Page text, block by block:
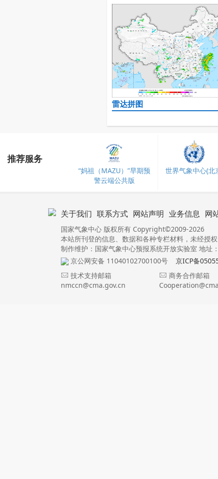
雷达拼图
推荐服务
“妈祖（MAZU）”早期预
警云端公共版
世界气象中心(北
关于我们 联系方式 网站声明 业务信息 网
国家气象中心 版权所有 Copyright©2009-2026
本站所刊登的信息、数据和各种专栏材料，未经授
制作维护：国家气象中心预报系统开放实验室 地址
京公网安备 11040102700100号
京ICP备
技术支持邮箱
nmccn@cma.gov.cn
商务合作邮箱